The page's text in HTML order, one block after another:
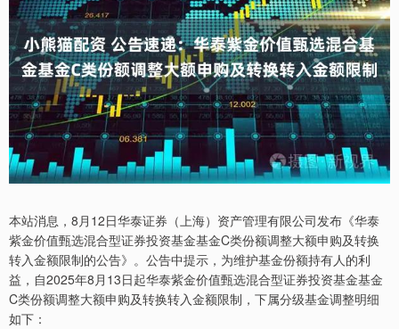
本站消息，8月12日华泰证券（上海）资产管理有限公司发布《华泰
紫金价值甄选混合型证券投资基金基金C类份额调整大额申购及转换
转入金额限制的公告》。公告中提示，为维护基金份额持有人的利
益，自2025年8月13日起华泰紫金价值甄选混合型证券投资基金基金
C类份额调整大额申购及转换转入金额限制，下属分级基金调整明细
如下：